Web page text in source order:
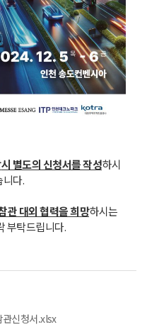
시 별도의 신청서를 작성하시
다.
관 대외 협력을 희망하시는
부탁드립니다.
신청서.xlsx